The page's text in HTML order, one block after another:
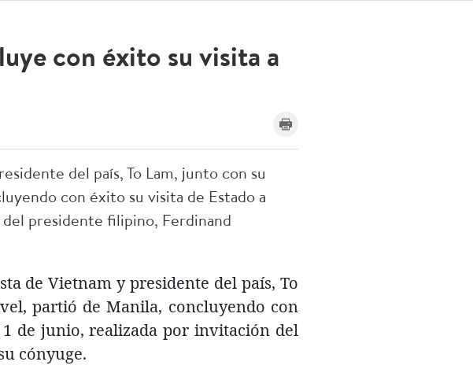
con éxito su visita a
del país, To Lam, junto con su
con éxito su visita de Estado a
del presidente filipino, Ferdinand
de Vietnam y presidente del país, To
partió de Manila, concluyendo con
de junio, realizada por invitación del
cónyuge.